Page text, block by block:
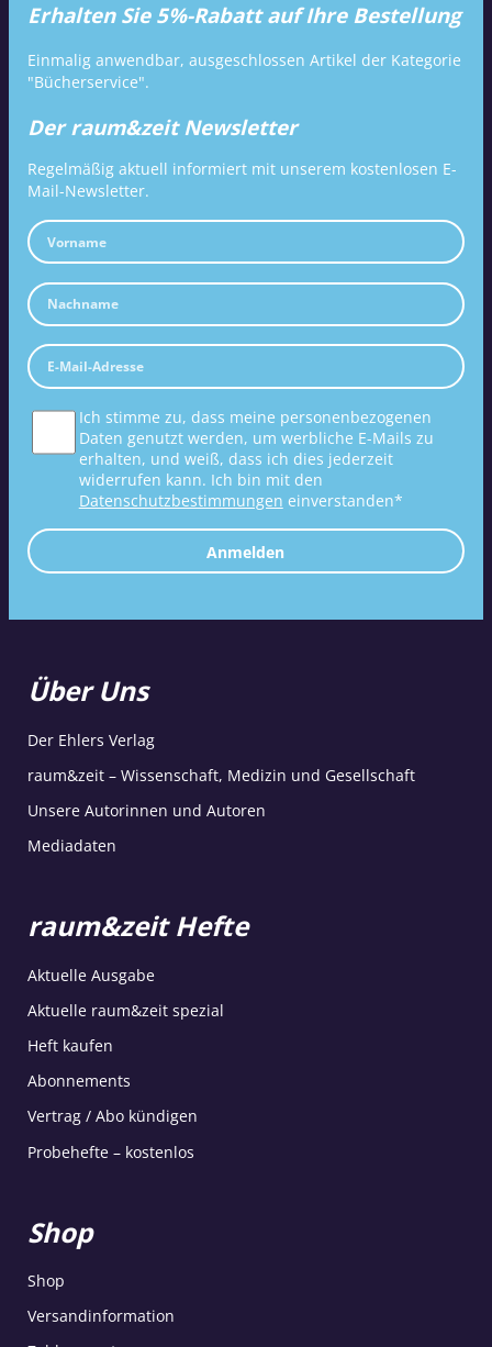
Erhalten Sie 5%-Rabatt auf Ihre Bestellung
Einmalig anwendbar, ausgeschlossen Artikel der Kategorie
"Bücherservice".
Der raum&zeit Newsletter
Regelmäßig aktuell informiert mit unserem kostenlosen E-
Mail-Newsletter.
Ich stimme zu, dass meine personenbezogenen
Daten genutzt werden, um werbliche E-Mails zu
erhalten, und weiß, dass ich dies jederzeit
widerrufen kann. Ich bin mit den
Datenschutzbestimmungen einverstanden*
Anmelden
Über Uns
Der Ehlers Verlag
raum&zeit – Wissenschaft, Medizin und Gesellschaft
Unsere Autorinnen und Autoren
Mediadaten
raum&zeit Hefte
Aktuelle Ausgabe
Aktuelle raum&zeit spezial
Heft kaufen
Abonnements
Vertrag / Abo kündigen
Probehefte – kostenlos
Shop
Shop
Versandinformation